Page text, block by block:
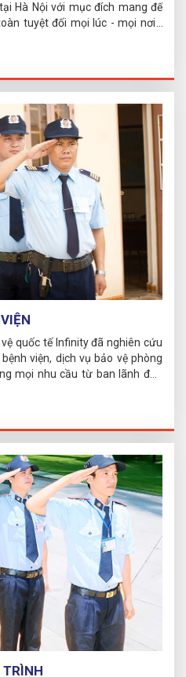
Hà Nội với mục đích mang đế
tuyệt đối mọi lúc - mọi nơi -
quốc tế Infinity đã nghiên cứu
viện, dịch vụ bảo vệ phòng
mọi nhu cầu từ ban lãnh đạo
chữa bệnh.
TRÌNH